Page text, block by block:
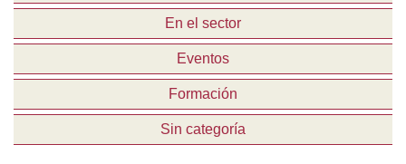
En el sector
Eventos
Formación
Sin categoría